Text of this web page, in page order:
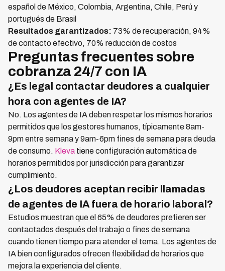
español de México, Colombia, Argentina, Chile, Perú y
portugués de Brasil
Resultados garantizados: 73% de recuperación, 94%
de contacto efectivo, 70% reducción de costos
Preguntas frecuentes sobre
cobranza 24/7 con IA
¿Es legal contactar deudores a cualquier
hora con agentes de IA?
No. Los agentes de IA deben respetar los mismos horarios
permitidos que los gestores humanos, típicamente 8am-
9pm entre semana y 9am-6pm fines de semana para deuda
de consumo. Kleva tiene configuración automática de
horarios permitidos por jurisdicción para garantizar
cumplimiento.
¿Los deudores aceptan recibir llamadas
de agentes de IA fuera de horario laboral?
Estudios muestran que el 65% de deudores prefieren ser
contactados después del trabajo o fines de semana
cuando tienen tiempo para atender el tema. Los agentes de
IA bien configurados ofrecen flexibilidad de horarios que
mejora la experiencia del cliente.